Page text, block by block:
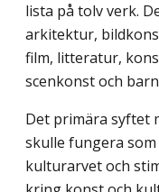
lista på tolv verk.
arkitektur,
film, litteratur,
scenkonst och
Det primära syftet
skulle fungera
kulturarvet och